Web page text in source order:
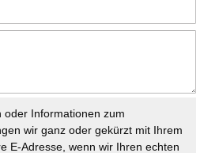
oder Informationen zum
wir ganz oder gekürzt mit Ihrem
E-Adresse, wenn wir Ihren echten